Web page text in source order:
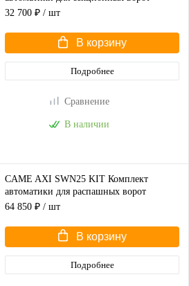
высотой до 2,25 м
32 700 ₽ / шт
В корзину
Подробнее
Сравнение
В наличии
CAME AXI SWN25 KIT Комплект
автоматики для распашных ворот
(корпус серый)
64 850 ₽ / шт
В корзину
Подробнее